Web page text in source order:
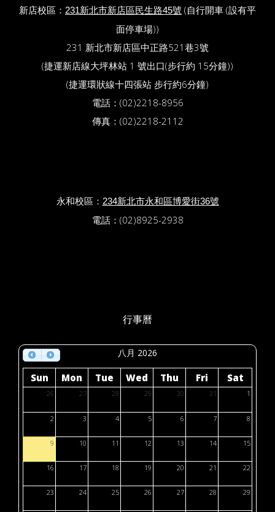
新店校區： 231新北市新店區民生路45號 (自行開車 (設有平
面停車場))
231 新北市新店區中正路521巷3號
(捷運新店線大坪林站 1 號出口(步行約 15分鐘))
(捷運環狀線十四張站 步行約6分鐘)
電話：(02)2218-8956
傳真：(02)2218-2112
永和校區： 234新北市永和區博愛街36號
電話：(02)8925-2938
行事曆
八月 2026
Sun Mon Tue Wed Thu Fri Sat
26 27 28 29 30 31 1
2 3 4 5 6 7 8
9 10 11 12 13 14 15
16 17 18 19 20 21 22
23 24 25 26 27 28 29